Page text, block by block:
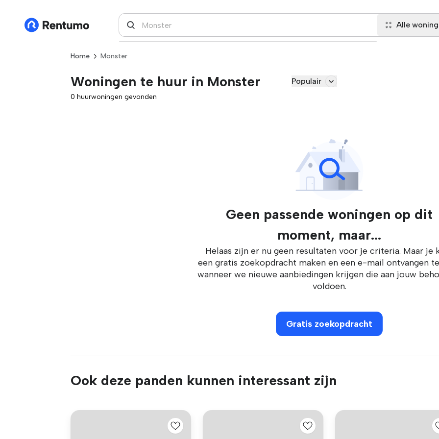
Alle
Home Monster
Woningen te huur in Monster Populair
0 huurwoningen gevonden
Geen passende woningen op dit
moment, maar...
Helaas zijn er nu geen resultaten voor je criteria. Maar je
een gratis zoekopdracht maken en een e-mail ontvangen
wanneer we nieuwe aanbiedingen krijgen die aan jouw
voldoen.
Gratis zoekopdracht
Ook deze panden kunnen interessant zijn